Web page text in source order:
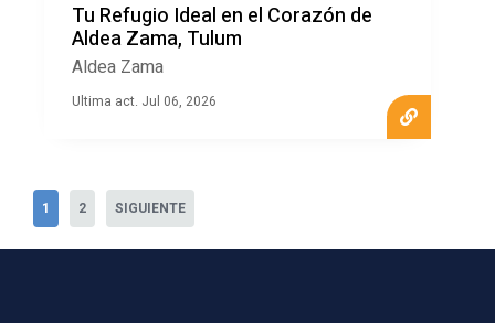
Tu Refugio Ideal en el Corazón de
Aldea Zama, Tulum
Aldea Zama
Ultima act. Jul 06, 2026
1 2 SIGUIENTE